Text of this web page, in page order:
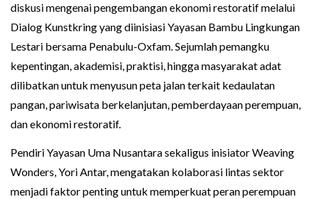
diskusi mengenai pengembangan ekonomi restoratif melalui
Dialog Kunstkring yang diinisiasi Yayasan Bambu Lingkungan
Lestari bersama Penabulu-Oxfam. Sejumlah pemangku
kepentingan, akademisi, praktisi, hingga masyarakat adat
dilibatkan untuk menyusun peta jalan terkait kedaulatan
pangan, pariwisata berkelanjutan, pemberdayaan perempuan,
dan ekonomi restoratif.
Pendiri Yayasan Uma Nusantara sekaligus inisiator Weaving
Wonders, Yori Antar, mengatakan kolaborasi lintas sektor
menjadi faktor penting untuk memperkuat peran perempuan